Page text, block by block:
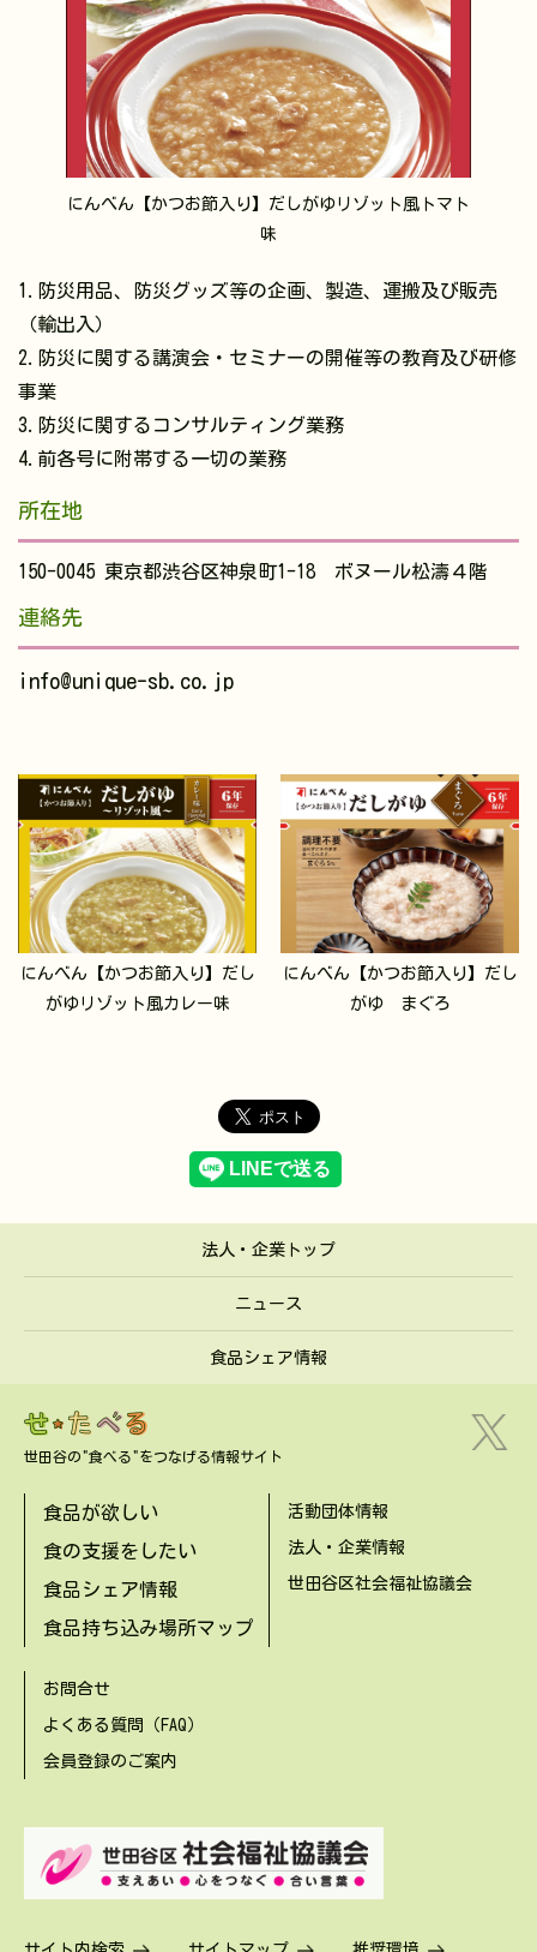
にんべん【かつお節入り】だしがゆリゾット風トマト
味
1.防災用品、防災グッズ等の企画、製造、運搬及び販売
（輸出入）
2.防災に関する講演会・セミナーの開催等の教育及び研修
事業
3.防災に関するコンサルティング業務
4.前各号に附帯する一切の業務
所在地
150-0045 東京都渋谷区神泉町1-18 ボヌール松濤４階
連絡先
info@unique-sb.co.jp
にんべん【かつお節入り】だし
がゆリゾット風カレー味
にんべん【かつお節入り】だし
がゆ まぐろ
法人・企業トップ
ニュース
食品シェア情報
世田谷の"食べる"をつなげる情報サイト
食品が欲しい
食の支援をしたい
食品シェア情報
食品持ち込み場所マップ
活動団体情報
法人・企業情報
世田谷区社会福祉協議会
お問合せ
よくある質問（FAQ）
会員登録のご案内